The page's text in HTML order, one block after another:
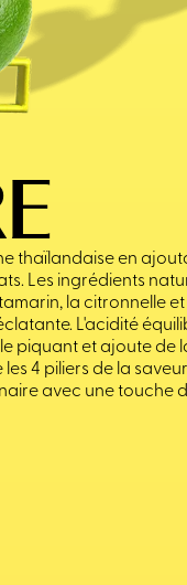
thaïlandaise en
Les ingrédients
la citronnelle et
L'acidité
piquant et ajoute de
4 piliers de la saveur
avec une touche